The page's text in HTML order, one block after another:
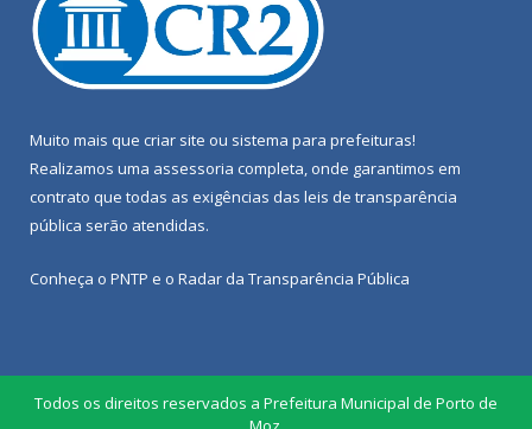
Muito mais que criar site ou sistema para prefeituras!
Realizamos uma assessoria completa, onde garantimos em
contrato que todas as exigências das leis de transparência
pública serão atendidas.
Conheça o PNTP e o Radar da Transparência Pública
Todos os direitos reservados a Prefeitura Municipal de Porto de